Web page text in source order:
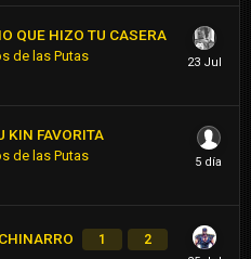
QUE HIZO TU CASERA
de las Putas
KIN FAVORITA
de las Putas
1 2